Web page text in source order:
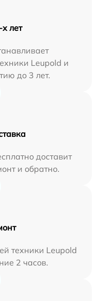
лет
Leupold и
до 3 лет.
доставит
и обратно.
техники Leupold
2 часов.